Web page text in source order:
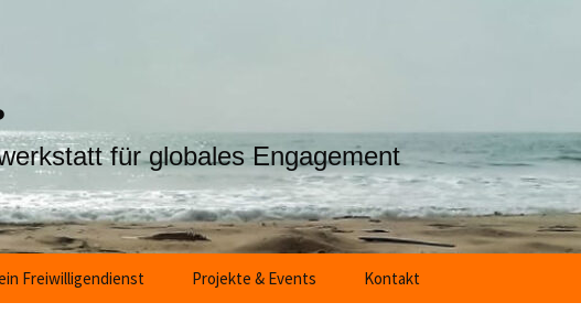
für globales Engagement
Freiwilligendienst Projekte & Events Kontakt